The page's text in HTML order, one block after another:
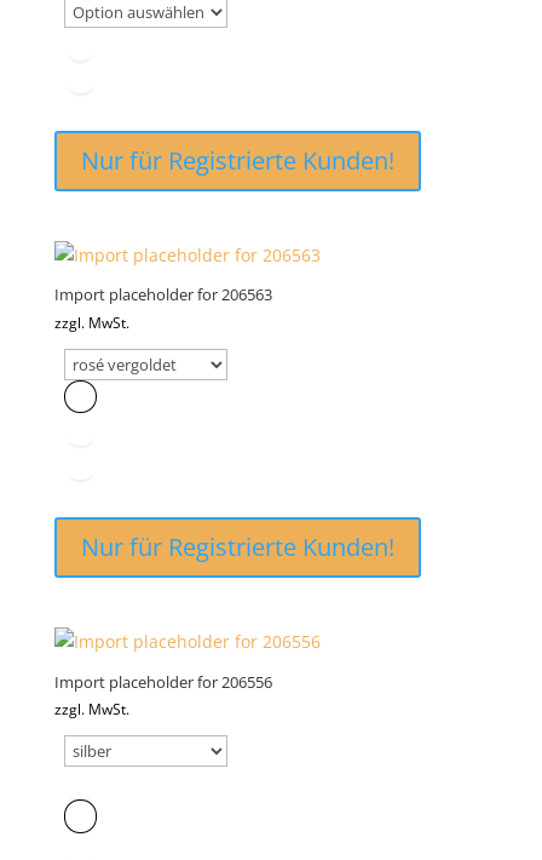
Nur für Registrierte Kunden!
Import placeholder for 206563
zzgl. MwSt.
Nur für Registrierte Kunden!
Import placeholder for 206556
zzgl. MwSt.